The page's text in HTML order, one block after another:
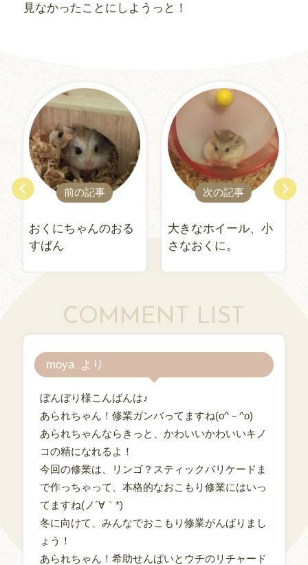
見なかったことにしようっと！
前の記事
おくにちゃんのおる
すばん
次の記事
大きなホイール、小
さなおくに。
COMMENT LIST
moya
ぼんぼり様こんばんは♪
あられちゃん！修業ガンバってますね(o^－^o)
あられちゃんならきっと、かわいいかわいいキノ
コの精になれるよ！
今回の修業は、リンゴ？スティックバリケードま
で作っちゃって、本格的なおこもり修業にはいっ
てますね(ノ´∀｀*)
冬に向けて、みんなでおこもり修業がんばりまし
ょう！
あられちゃん！希助せんぱいとウチのリチャード